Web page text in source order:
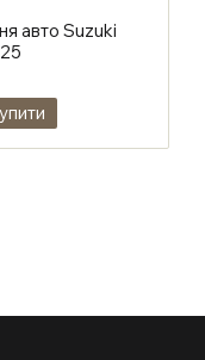
авто Suzuki